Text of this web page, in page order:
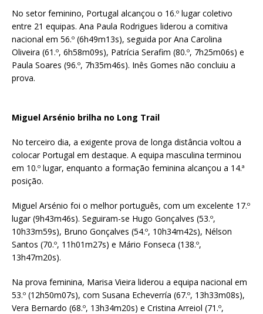
No setor feminino, Portugal alcançou o 16.º lugar coletivo
entre 21 equipas. Ana Paula Rodrigues liderou a comitiva
nacional em 56.º (6h49m13s), seguida por Ana Carolina
Oliveira (61.º, 6h58m09s), Patrícia Serafim (80.º, 7h25m06s) e
Paula Soares (96.º, 7h35m46s). Inês Gomes não concluiu a
prova.
Miguel Arsénio brilha no Long Trail
No terceiro dia, a exigente prova de longa distância voltou a
colocar Portugal em destaque. A equipa masculina terminou
em 10.º lugar, enquanto a formação feminina alcançou a 14.ª
posição.
Miguel Arsénio foi o melhor português, com um excelente 17.º
lugar (9h43m46s). Seguiram-se Hugo Gonçalves (53.º,
10h33m59s), Bruno Gonçalves (54.º, 10h34m42s), Nélson
Santos (70.º, 11h01m27s) e Mário Fonseca (138.º,
13h47m20s).
Na prova feminina, Marisa Vieira liderou a equipa nacional em
53.º (12h50m07s), com Susana Echeverría (67.º, 13h33m08s),
Vera Bernardo (68.º, 13h34m20s) e Cristina Arreiol (71.º,